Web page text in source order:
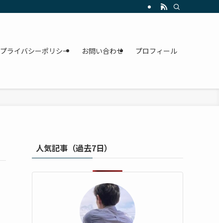
プライバシーポリシー お問い合わせ プロフィール
人気記事（過去7日）